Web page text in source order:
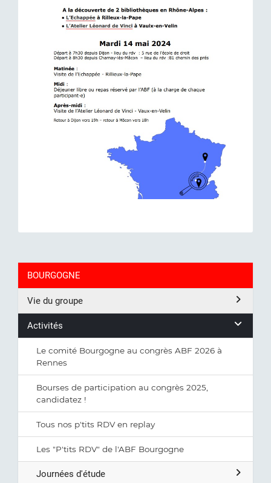
BOURGOGNE
Vie du groupe
Activités
Le comité Bourgogne au congrès ABF 2026 à
Rennes
Bourses de participation au congrès 2025,
candidatez !
Tous nos p'tits RDV en replay
Les "P'tits RDV" de l'ABF Bourgogne
Journées d'étude